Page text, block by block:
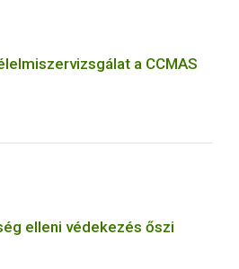
a CCMAS
elleni védekezés őszi